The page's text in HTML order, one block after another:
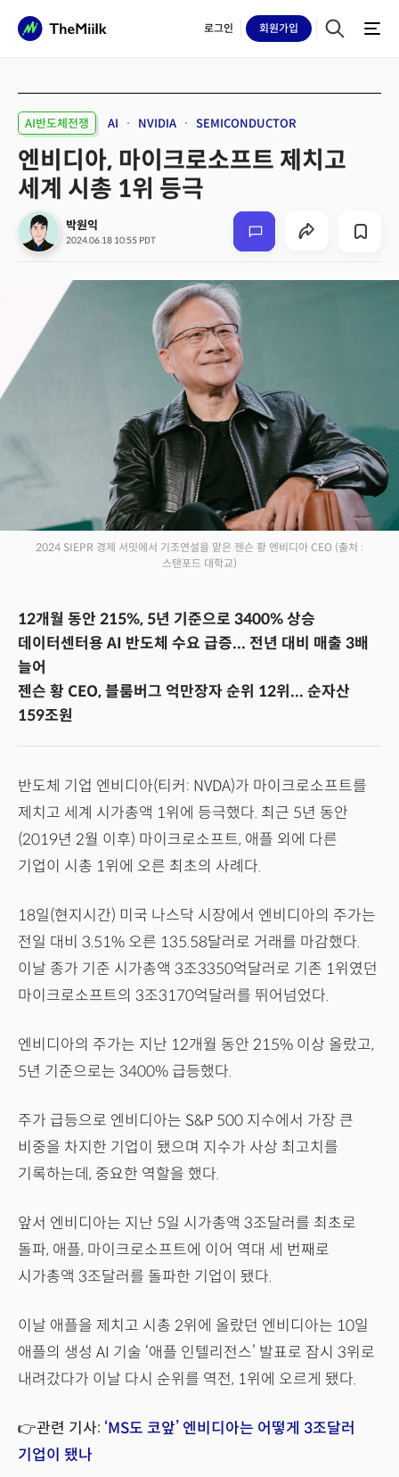
로그인 회원가입
AI반도체전쟁 AI NVIDIA SEMICONDUCTOR
엔비디아, 마이크로소프트 제치고
세계 시총 1위 등극
박원익
2024.06.18 10:55 PDT
2024 SIEPR 경제 서밋에서 기조연설을 맡은 젠슨 황 엔비디아 CEO (출처 :
스탠포드 대학교)
12개월 동안 215%, 5년 기준으로 3400% 상승
데이터센터용 AI 반도체 수요 급증... 전년 대비 매출 3배
늘어
젠슨 황 CEO, 블룸버그 억만장자 순위 12위... 순자산
159조원
반도체 기업 엔비디아(티커: NVDA)가 마이크로소프트를
제치고 세계 시가총액 1위에 등극했다. 최근 5년 동안
(2019년 2월 이후) 마이크로소프트, 애플 외에 다른
기업이 시총 1위에 오른 최초의 사례다.
18일(현지시간) 미국 나스닥 시장에서 엔비디아의 주가는
전일 대비 3.51% 오른 135.58달러로 거래를 마감했다.
이날 종가 기준 시가총액 3조3350억달러로 기존 1위였던
마이크로소프트의 3조3170억달러를 뛰어넘었다.
엔비디아의 주가는 지난 12개월 동안 215% 이상 올랐고,
5년 기준으로는 3400% 급등했다.
주가 급등으로 엔비디아는 S&P 500 지수에서 가장 큰
비중을 차지한 기업이 됐으며 지수가 사상 최고치를
기록하는데, 중요한 역할을 했다.
앞서 엔비디아는 지난 5일 시가총액 3조달러를 최초로
돌파, 애플, 마이크로소프트에 이어 역대 세 번째로
시가총액 3조달러를 돌파한 기업이 됐다.
이날 애플을 제치고 시총 2위에 올랐던 엔비디아는 10일
애플의 생성 AI 기술 ‘애플 인텔리전스’ 발표로 잠시 3위로
내려갔다가 이날 다시 순위를 역전, 1위에 오르게 됐다.
👉관련 기사: ‘MS도 코앞’ 엔비디아는 어떻게 3조달러
기업이 됐나